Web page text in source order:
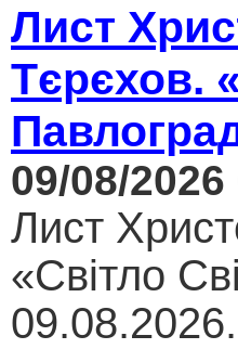
Лист
Тєрєхов.
09/08/2026
Лист
«Світло